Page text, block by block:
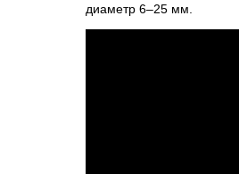
диаметр 6–25 мм.